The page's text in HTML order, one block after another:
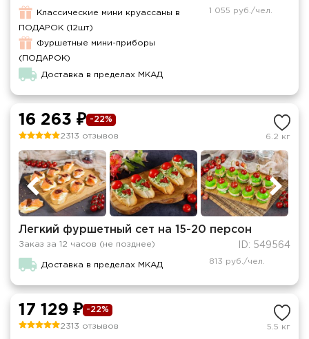
Классические мини круассаны в
ПОДАРОК (12шт)
Фуршетные мини-приборы
(ПОДАРОК)
Доставка в пределах МКАД
1 055 руб./чел.
16 263 ₽ -22%
2313 отзывов 6.2 кг
Легкий фуршетный сет на 15-20 персон
Заказ за 12 часов (не позднее) ID: 549564
Доставка в пределах МКАД 813 руб./чел.
17 129 ₽ -22%
2313 отзывов 5.5 кг